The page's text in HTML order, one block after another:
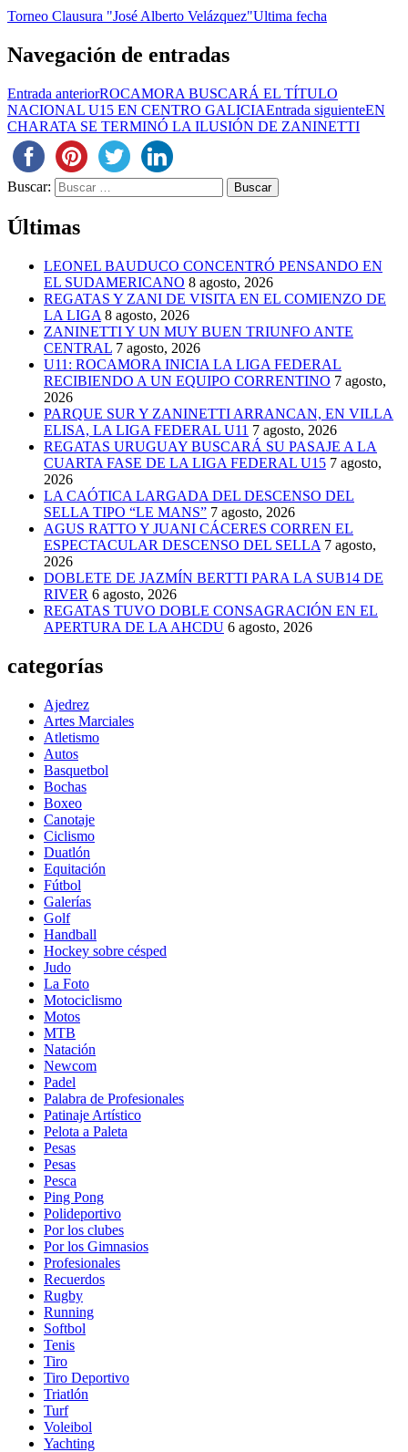
Torneo Clausura "José Alberto Velázquez"Ultima fecha
Navegación de entradas
Entrada anteriorROCAMORA BUSCARÁ EL TÍTULO
NACIONAL U15 EN CENTRO GALICIAEntrada siguienteEN
CHARATA SE TERMINÓ LA ILUSIÓN DE ZANINETTI
Buscar:
Últimas
LEONEL BAUDUCO CONCENTRÓ PENSANDO EN
EL SUDAMERICANO 8 agosto, 2026
REGATAS Y ZANI DE VISITA EN EL COMIENZO DE
LA LIGA 8 agosto, 2026
ZANINETTI Y UN MUY BUEN TRIUNFO ANTE
CENTRAL 7 agosto, 2026
U11: ROCAMORA INICIA LA LIGA FEDERAL
RECIBIENDO A UN EQUIPO CORRENTINO 7 agosto,
2026
PARQUE SUR Y ZANINETTI ARRANCAN, EN VILLA
ELISA, LA LIGA FEDERAL U11 7 agosto, 2026
REGATAS URUGUAY BUSCARÁ SU PASAJE A LA
CUARTA FASE DE LA LIGA FEDERAL U15 7 agosto,
2026
LA CAÓTICA LARGADA DEL DESCENSO DEL
SELLA TIPO “LE MANS” 7 agosto, 2026
AGUS RATTO Y JUANI CÁCERES CORREN EL
ESPECTACULAR DESCENSO DEL SELLA 7 agosto,
2026
DOBLETE DE JAZMÍN BERTTI PARA LA SUB14 DE
RIVER 6 agosto, 2026
REGATAS TUVO DOBLE CONSAGRACIÓN EN EL
APERTURA DE LA AHCDU 6 agosto, 2026
categorías
Ajedrez
Artes Marciales
Atletismo
Autos
Basquetbol
Bochas
Boxeo
Canotaje
Ciclismo
Duatlón
Equitación
Fútbol
Galerías
Golf
Handball
Hockey sobre césped
Judo
La Foto
Motociclismo
Motos
MTB
Natación
Newcom
Padel
Palabra de Profesionales
Patinaje Artístico
Pelota a Paleta
Pesas
Pesas
Pesca
Ping Pong
Polideportivo
Por los clubes
Por los Gimnasios
Profesionales
Recuerdos
Rugby
Running
Softbol
Tenis
Tiro
Tiro Deportivo
Triatlón
Turf
Voleibol
Yachting